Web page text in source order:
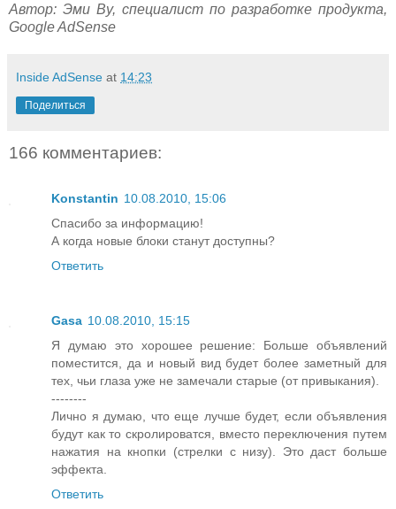
Автор: Эми Ву, специалист по разработке продукта,
Google AdSense
Inside AdSense at 14:23
Поделиться
166 комментариев:
Konstantin 10.08.2010, 15:06
Спасибо за информацию!
А когда новые блоки станут доступны?
Ответить
Gasa 10.08.2010, 15:15
Я думаю это хорошее решение: Больше объявлений
поместится, да и новый вид будет более заметный для
тех, чьи глаза уже не замечали старые (от привыкания).
--------
Лично я думаю, что еще лучше будет, если объявления
будут как то скролироватся, вместо переключения путем
нажатия на кнопки (стрелки с низу). Это даст больше
эффекта.
Ответить